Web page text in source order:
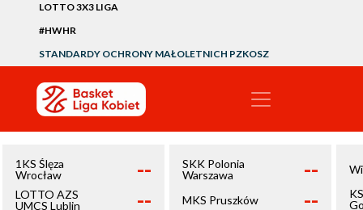
LOTTO 3X3 LIGA
#HWHR
STANDARDY OCHRONY MAŁOLETNICH PZKOSZ
1KS Ślęza
Wrocław
--
LOTTO AZS
UMCS Lublin
--
SKK Polonia
Warszawa
--
MKS Pruszków --